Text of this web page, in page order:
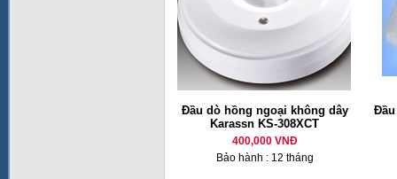
Đầu dò hồng ngoại không dây
Karassn KS-308XCT
400,000 VNĐ
Bảo hành : 12 tháng